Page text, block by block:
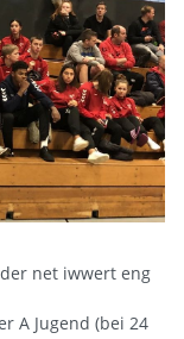
net iwwert eng
A Jugend (bei 24